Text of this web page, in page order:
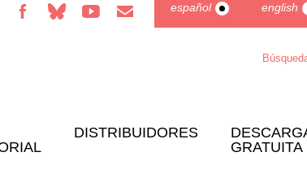
español english
DISTRIBUIDORES
GRATUITA